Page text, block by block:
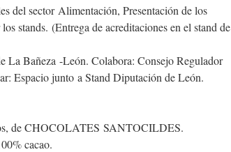
del sector Alimentación, Presentación de los
stands. (Entrega de acreditaciones en el stand de
La Bañeza -León. Colabora: Consejo Regulador
Espacio junto a Stand Diputación de León.
de CHOCOLATES SANTOCILDES.
cacao.